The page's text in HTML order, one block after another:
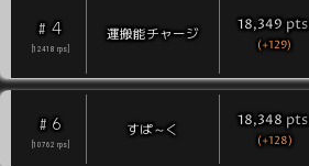
# 4
12418 rps
運搬能チャージ 18,349 pts
(+129)
# 6
10762 rps
すぱ～く 18,348 pts
(+128)